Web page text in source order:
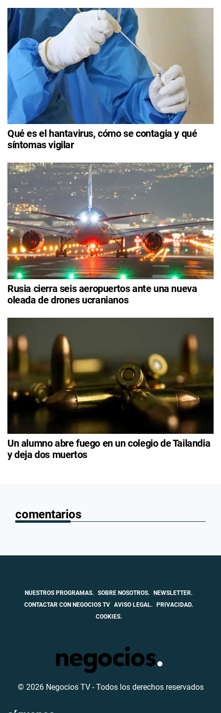
Qué es el hantavirus, cómo se contagia y qué
síntomas vigilar
Rusia cierra seis aeropuertos ante una nueva
oleada de drones ucranianos
Un alumno abre fuego en un colegio de Tailandia
y deja dos muertos
comentarios
NUESTROS PROGRAMAS. SOBRE NOSOTROS. NEWSLETTER.
CONTACTAR CON NEGOCIOS TV AVISO LEGAL. PRIVACIDAD.
COOKIES.
© 2026 Negocios TV - Todos los derechos reservados